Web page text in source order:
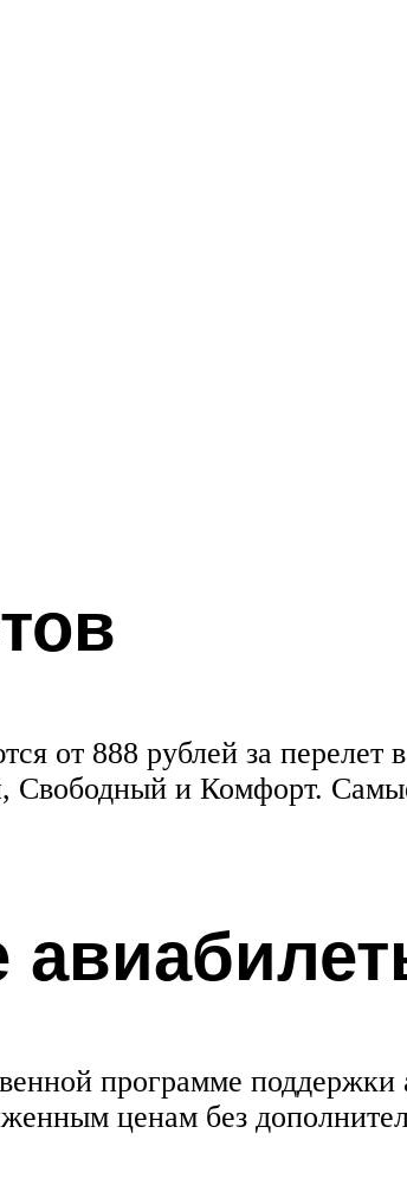
от 888 рублей за перелет
и Комфорт.
программе
ценам без